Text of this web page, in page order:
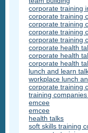
corporate training
corporate training
corporate training
corporate training
corporate training
corporate health
corporate health
corporate health
lunch and learn
workplace lunch
corporate training
training
emcee
emcee
health talks
soft skills training